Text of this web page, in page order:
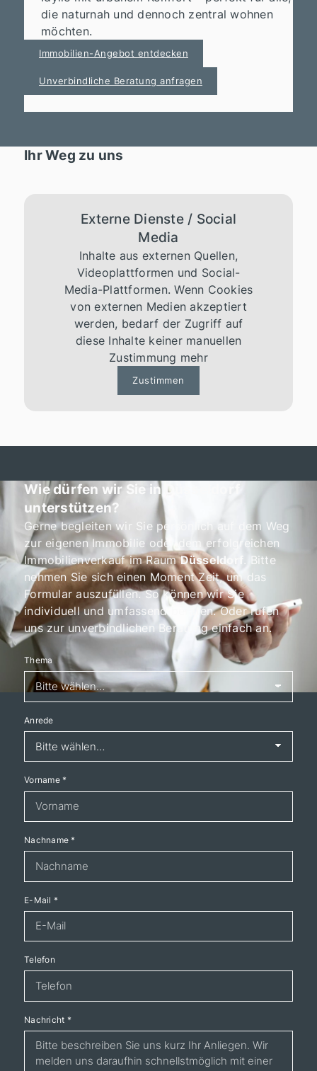
die naturnah und dennoch zentral wohnen
möchten.
Immobilien-Angebot entdecken
Unverbindliche Beratung anfragen
Ihr Weg zu uns
Externe Dienste / Social
Media
Inhalte aus externen Quellen,
Videoplattformen und Social-
Media-Plattformen. Wenn Cookies
von externen Medien akzeptiert
werden, bedarf der Zugriff auf
diese Inhalte keiner manuellen
Zustimmung mehr
Zustimmen
Wie dürfen wir Sie in Düsseldorf
unterstützen?
Gerne begleiten wir Sie persönlich auf dem Weg
zur eigenen Immobilie oder dem erfolgreichen
Immobilienverkauf im RaumDüsseldorf. Bitte
nehmen Sie sich einen Moment Zeit, um das
Formular auszufüllen. So können wir Sie
individuell und umfassend beraten. Oder rufen
uns zur unverbindlichen Beratung einfach an.
Thema
Anrede
Vorname*
Nachname*
E-Mail *
Telefon
Nachricht *